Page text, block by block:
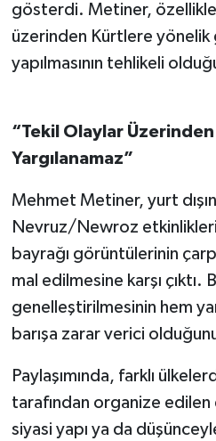
gösterdi. Metiner,
üzerinden Kürtlere yönelik
yapılmasının tehlikeli
“Tekil Olaylar
Yargılanamaz”
Mehmet Metiner, yurt
Nevruz/Newroz
bayrağı görüntülerinin
mal edilmesine karşı çıktı.
genelleştirilmesinin hem
barışa zarar verici
Paylaşımında, farklı
tarafından organize
siyasi yapı ya da